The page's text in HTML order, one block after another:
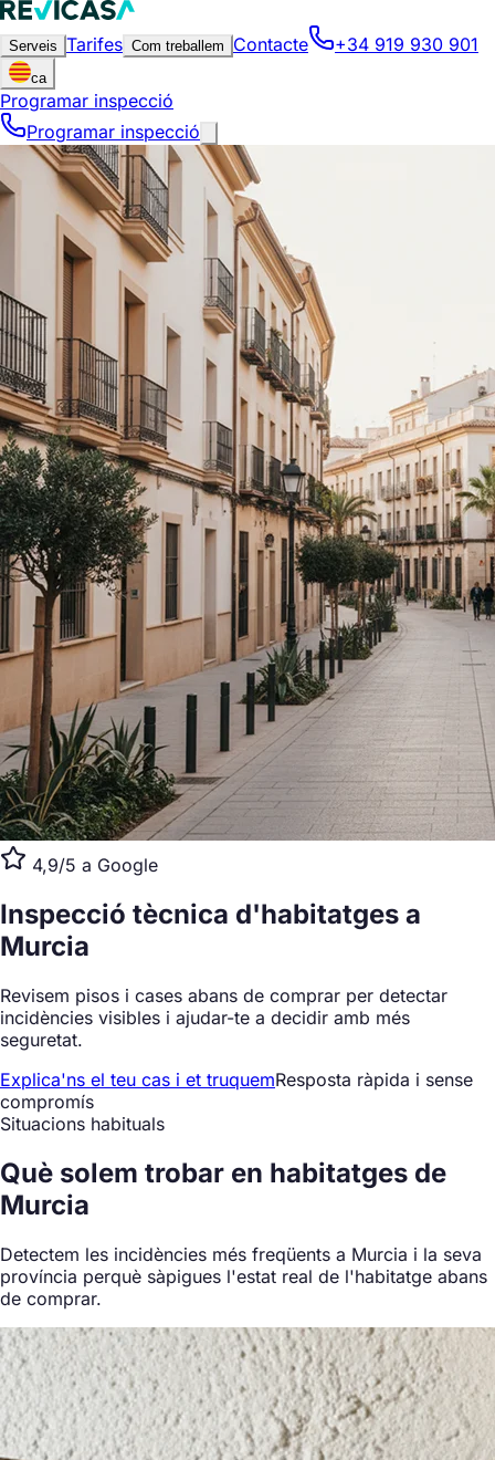
Serveis Tarifes Com treballem Contacte +34 919 930 901
ca
Programar inspecció
Programar inspecció
4,9/5 a Google
Inspecció tècnica d'habitatges a
Murcia
Revisem pisos i cases abans de comprar per detectar
incidències visibles i ajudar-te a decidir amb més
seguretat.
Explica'ns el teu cas i et truquemResposta ràpida i sense
compromís
Situacions habituals
Què solem trobar en habitatges de
Murcia
Detectem les incidències més freqüents a Murcia i la seva
província perquè sàpigues l'estat real de l'habitatge abans
de comprar.